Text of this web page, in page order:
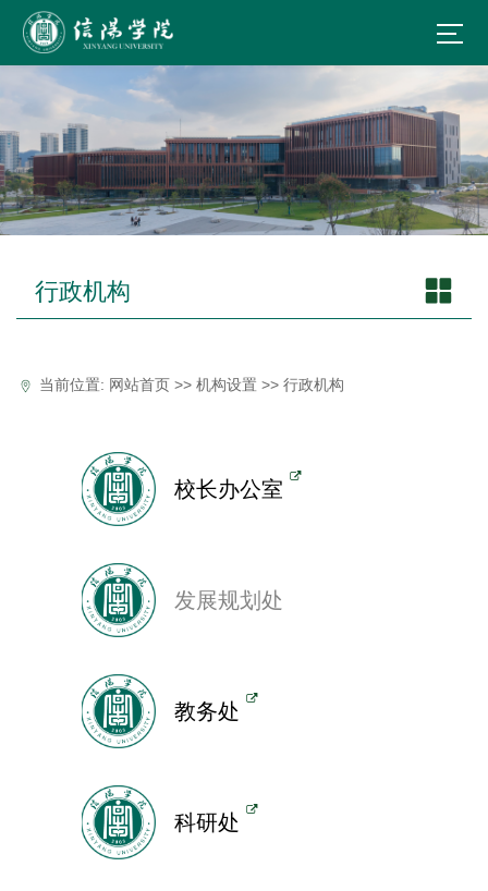
行政机构
当前位置: 网站首页 >>机构设置 >>行政机构
校长办公室
发展规划处
教务处
科研处